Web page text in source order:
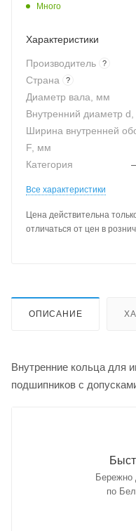
Много
Характеристики
Производитель ?
Страна
?
Диаметр вала, мм
Внутренний диаметр
Ширина внутренней
F, мм
Категория
Все характеристики
Цена действительна
отличаться от цен в
ОПИСАНИЕ
Внутренние кольца для
подшипников с
Бережно
по